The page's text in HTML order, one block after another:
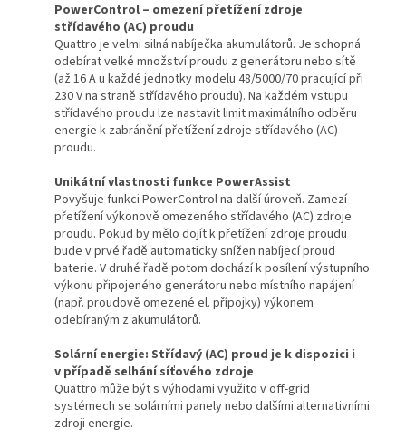
PowerControl – omezení přetížení zdroje
střídavého (AC) proudu
Quattro je velmi silná nabíječka akumulátorů. Je schopná
odebírat velké množství proudu z generátoru nebo sítě
(až 16 A u každé jednotky modelu 48/5000/70 pracující při
230 V na straně střídavého proudu). Na každém vstupu
střídavého proudu lze nastavit limit maximálního odběru
energie k zabránění přetížení zdroje střídavého (AC)
proudu.
Unikátní vlastnosti funkce PowerAssist
Povyšuje funkci PowerControl na další úroveň. Zamezí
přetížení výkonově omezeného střídavého (AC) zdroje
proudu. Pokud by mělo dojít k přetížení zdroje proudu
bude v prvé řadě automaticky snížen nabíjecí proud
baterie. V druhé řadě potom dochází k posílení výstupního
výkonu připojeného generátoru nebo místního napájení
(např. proudově omezené el. přípojky) výkonem
odebíraným z akumulátorů.
Solární energie: Střídavý (AC) proud je k dispozici i
v případě selhání síťového zdroje
Quattro může být s výhodami využito v off-grid
systémech se solárními panely nebo dalšími alternativními
zdroji energie.